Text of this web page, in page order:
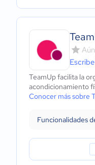
TeamUp facilita la
acondicionamiento
Conocer más sobre
Funcionalidades